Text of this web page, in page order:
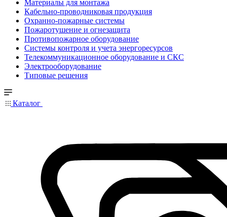
Материалы для монтажа
Кабельно-проводниковая продукция
Охранно-пожарные системы
Пожаротушение и огнезащита
Противопожарное оборудование
Системы контроля и учета энергоресурсов
Телекоммуникационное оборудование и СКС
Электрооборудование
Типовые решения
Каталог